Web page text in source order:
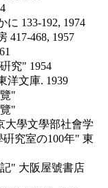
133-192, 1974
417-468, 1957
究" 1954
洋文庫. 1939
"
"
大學文學部社會学
究室の100年" 東
" 大阪屋號書店